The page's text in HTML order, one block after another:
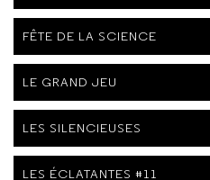
FÊTE DE LA SCIENCE
LE GRAND JEU
LES SILENCIEUSES
LES ÉCLATANTES #11